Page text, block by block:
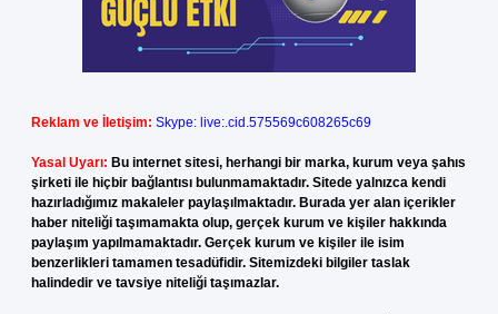
Reklam ve İletişim: Skype: live:.cid.575569c608265c69
Yasal Uyarı: Bu internet sitesi, herhangi bir marka, kurum veya şahıs
şirketi ile hiçbir bağlantısı bulunmamaktadır. Sitede yalnızca kendi
hazırladığımız makaleler paylaşılmaktadır. Burada yer alan içerikler
haber niteliği taşımamakta olup, gerçek kurum ve kişiler hakkında
paylaşım yapılmamaktadır. Gerçek kurum ve kişiler ile isim
benzerlikleri tamamen tesadüfidir. Sitemizdeki bilgiler taslak
halindedir ve tavsiye niteliği taşımazlar.